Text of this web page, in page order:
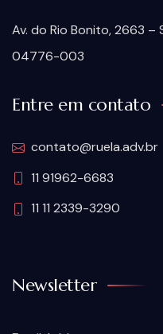
Av. do Rio Bonito, 2663 –
04776-003
Entre em contato
contato@ruela.adv.br
11 91962-6683
11 11 2339-3290
Newsletter